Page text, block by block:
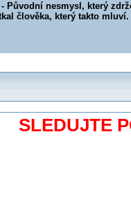
- Původní nesmysl, který
člověka, který takto
SLEDUJTE